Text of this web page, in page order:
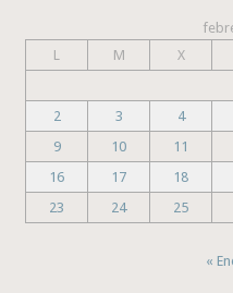
L
M X
2
3 4
9
10 11
16
17 18
23
24 25
«